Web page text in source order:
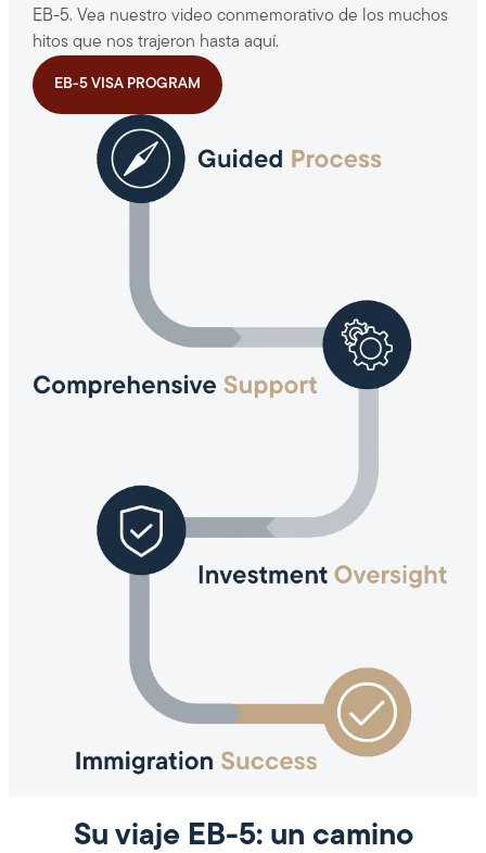
EB-5. Vea nuestro video conmemorativo de los muchos
hitos que nos trajeron hasta aquí.
EB-5 VISA PROGRAM
Su viaje EB-5: un camino